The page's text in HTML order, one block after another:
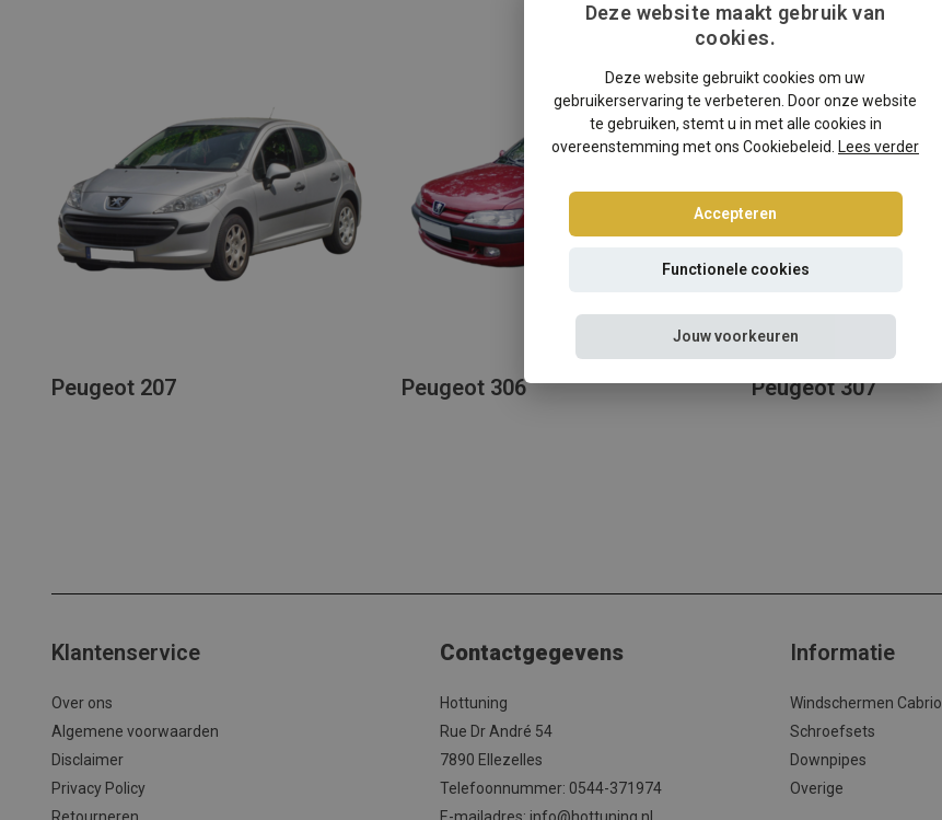
Peugeot 207 Peugeot 306 Peugeot 307
Klantenservice
Over ons
Algemene voorwaarden
Disclaimer
Privacy Policy
Contactgegevens
Hottuning
Rue Dr André 54
7890 Ellezelles
Telefoonnummer: 0544-371974
Informatie
Windschermen Cabrio
Schroefsets
Downpipes
Overige
Deze website maakt gebruik van
cookies.
Deze website gebruikt cookies om uw
gebruikerservaring te verbeteren. Door onze website
te gebruiken, stemt u in met alle cookies in
overeenstemming met ons Cookiebeleid.
Lees verder
Accepteren
Functionele cookies
Jouw voorkeuren